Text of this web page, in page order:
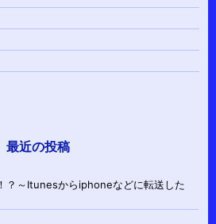
最近の投稿
？～Itunesからiphoneなどに転送した